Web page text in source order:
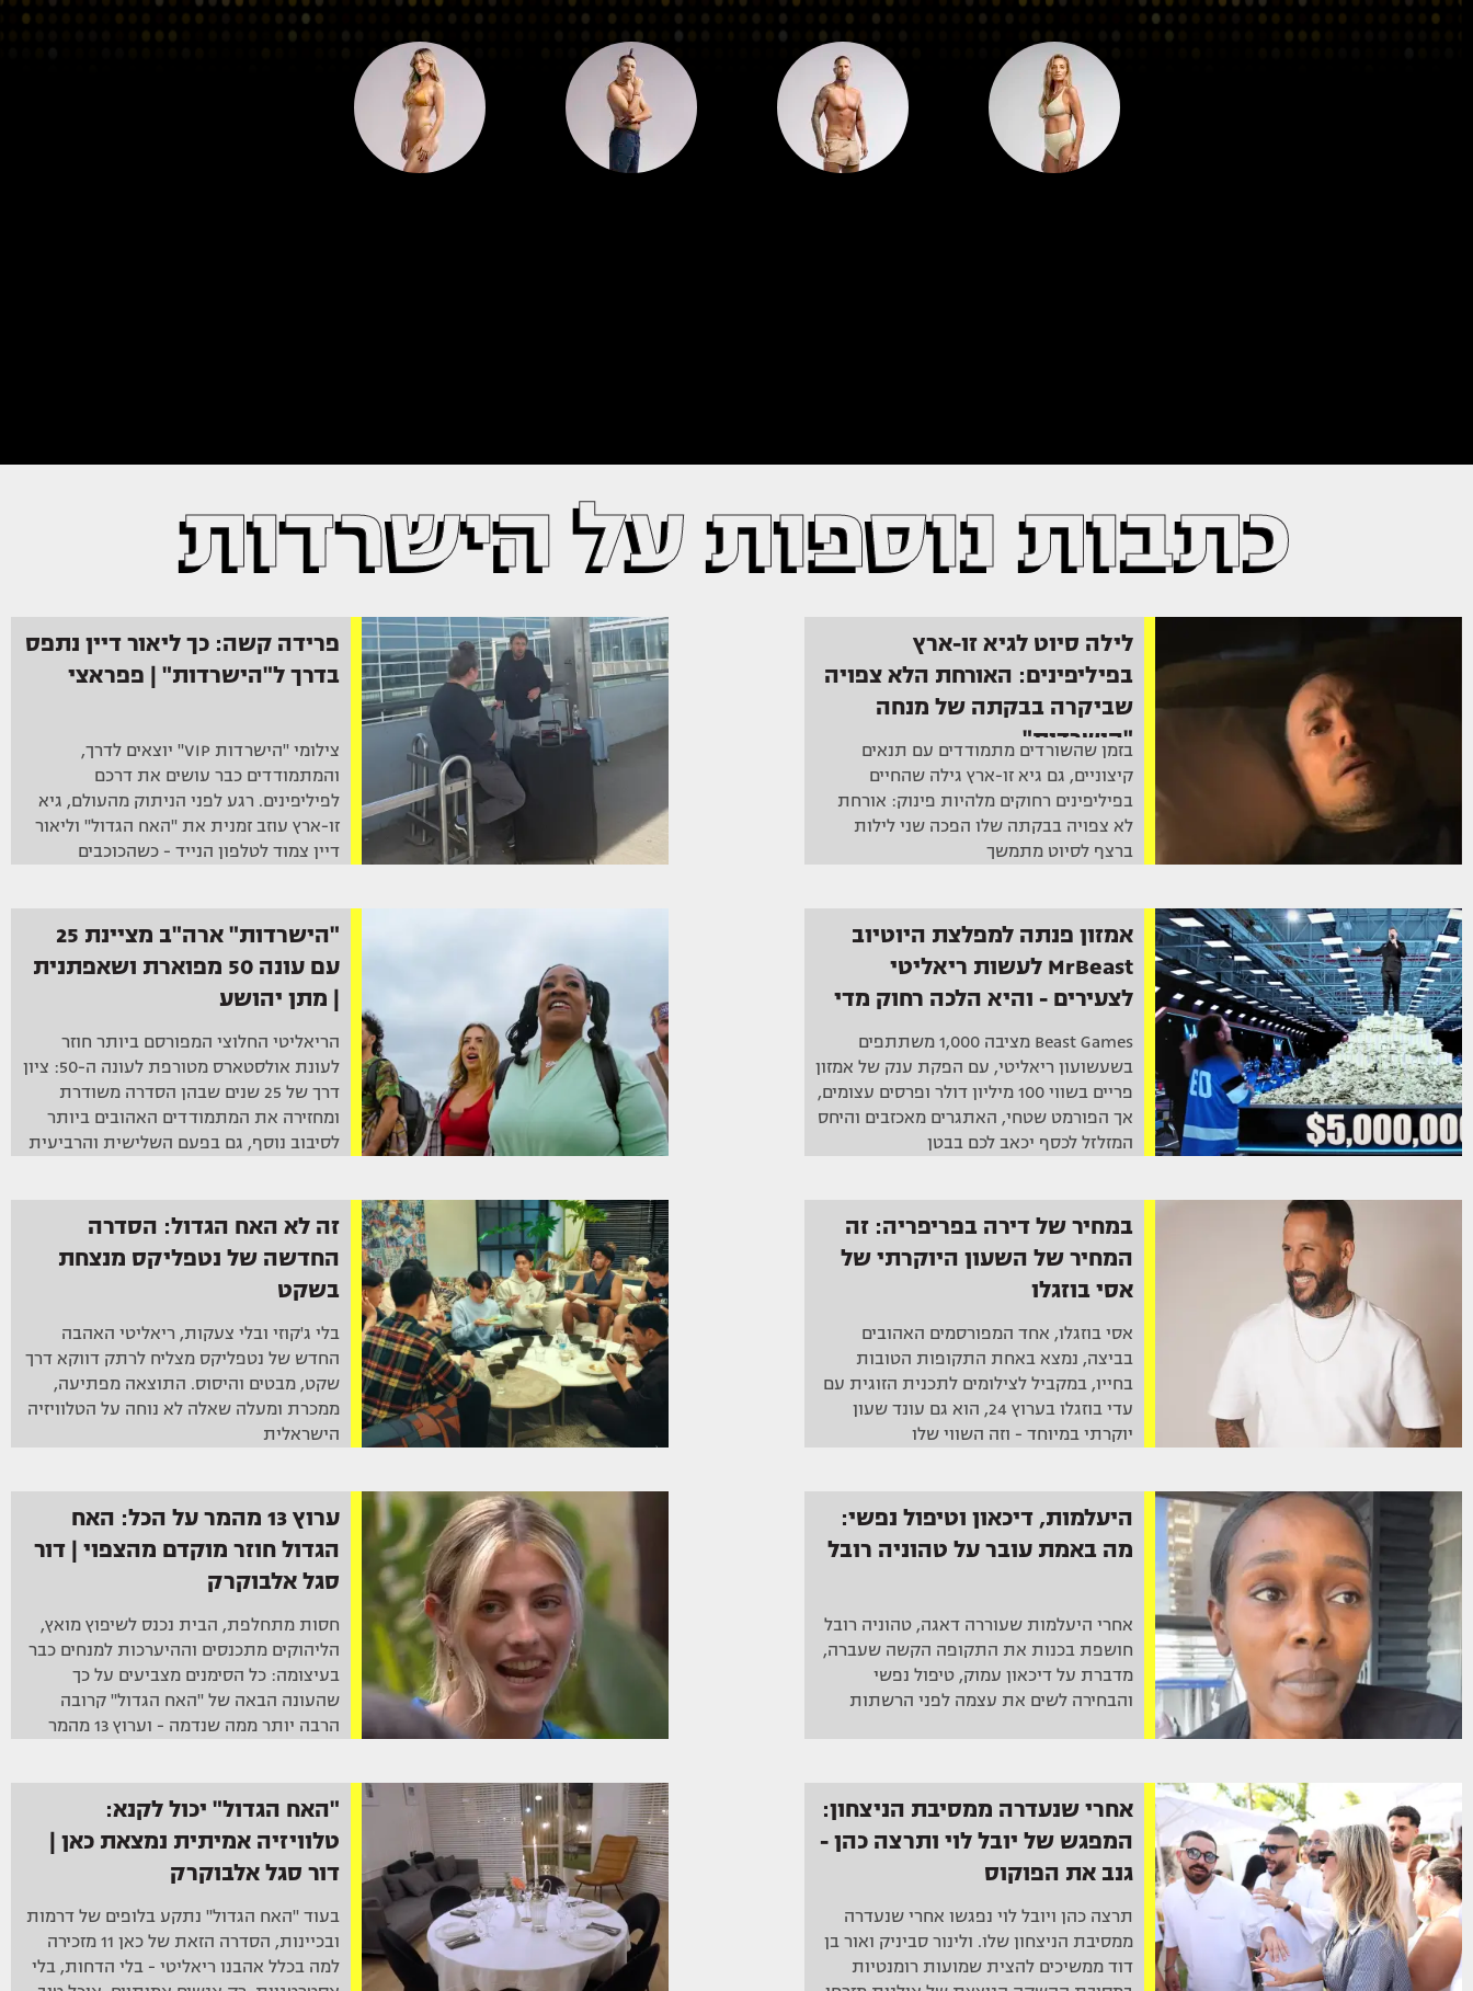
כתבות נוספות על הישרדות
לילה סיוט לגיא זו-ארץ
בפיליפינים: האורחת הלא צפויה
שביקרה בבקתה של מנחה
"הישרדות"
בזמן שהשורדים מתמודדים עם תנאים
קיצוניים, גם גיא זו-ארץ גילה שהחיים
בפיליפינים רחוקים מלהיות פינוק: אורחת
לא צפויה בבקתה שלו הפכה שני לילות
ברצף לסיוט מתמשך
פרידה קשה: כך ליאור דיין נתפס
בדרך ל"הישרדות" | פפראצי
צילומי "הישרדות VIP" יוצאים לדרך,
והמתמודדים כבר עושים את דרכם
לפיליפינים. רגע לפני הניתוק מהעולם, גיא
זו-ארץ עוזב זמנית את "האח הגדול" וליאור
דיין צמוד לטלפון הנייד - כשהכוכבים
אמזון פנתה למפלצת היוטיוב
MrBeast לעשות ריאליטי
לצעירים - והיא הלכה רחוק מדי
Beast Games מציבה 1,000 משתתפים
בשעשועון ריאליטי, עם הפקת ענק של אמזון
פריים בשווי 100 מיליון דולר ופרסים עצומים,
אך הפורמט שטחי, האתגרים מאכזבים והיחס
המזלזל לכסף יכאב לכם בבטן
"הישרדות" ארה"ב מציינת 25
עם עונה 50 מפוארת ושאפתנית
| מתן יהושע
הריאליטי החלוצי המפורסם ביותר חוזר
לעונת אולסטארס מטורפת לעונה ה-50: ציון
דרך של 25 שנים שבהן הסדרה משודרת
ומחזירה את המתמודדים האהובים ביותר
לסיבוב נוסף, גם בפעם השלישית והרביעית
במחיר של דירה בפריפריה: זה
המחיר של השעון היוקרתי של
אסי בוזגלו
אסי בוזגלו, אחד המפורסמים האהובים
בביצה, נמצא באחת התקופות הטובות
בחייו, במקביל לצילומים לתכנית הזוגית עם
עדי בוזגלו בערוץ 24, הוא גם עונד שעון
יוקרתי במיוחד - וזה השווי שלו
זה לא האח הגדול: הסדרה
החדשה של נטפליקס מנצחת
בשקט
בלי ג'קוזי ובלי צעקות, ריאליטי האהבה
החדש של נטפליקס מצליח לרתק דווקא דרך
שקט, מבטים והיסוס. התוצאה מפתיעה,
ממכרת ומעלה שאלה לא נוחה על הטלוויזיה
הישראלית
היעלמות, דיכאון וטיפול נפשי:
מה באמת עובר על טהוניה רובל
אחרי היעלמות שעוררה דאגה, טהוניה רובל
חושפת בכנות את התקופה הקשה שעברה,
מדברת על דיכאון עמוק, טיפול נפשי
והבחירה לשים את עצמה לפני הרשתות
ערוץ 13 מהמר על הכל: האח
הגדול חוזר מוקדם מהצפוי | דור
סגל אלבוקרק
חסות מתחלפת, הבית נכנס לשיפוץ מואץ,
הליהוקים מתכנסים וההיערכות למנחים כבר
בעיצומה: כל הסימנים מצביעים על כך
שהעונה הבאה של "האח הגדול" קרובה
הרבה יותר ממה שנדמה - וערוץ 13 מהמר
אחרי שנעדרה ממסיבת הניצחון:
המפגש של יובל לוי ותרצה כהן -
גנב את הפוקוס
תרצה כהן ויובל לוי נפגשו אחרי שנעדרה
ממסיבת הניצחון שלו. ולינור סביניק ואור בן
דוד ממשיכים להצית שמועות רומנטיות
"האח הגדול" יכול לקנא:
טלוויזיה אמיתית נמצאת כאן |
דור סגל אלבוקרק
בעוד "האח הגדול" נתקע בלופים של דרמות
ובכיינות, הסדרה הזאת של כאן 11 מזכירה
למה בכלל אהבנו ריאליטי - בלי הדחות, בלי